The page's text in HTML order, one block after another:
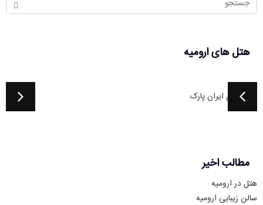
هتل های ارومیه
هتل دیاکو
هتل ایران پارک
هتل ماه کیمیا
هتل مروارید
هتل ساحل
هتل پارک
مطالب اخیر
هتل در ارومیه
سالن زیبایی ارومیه